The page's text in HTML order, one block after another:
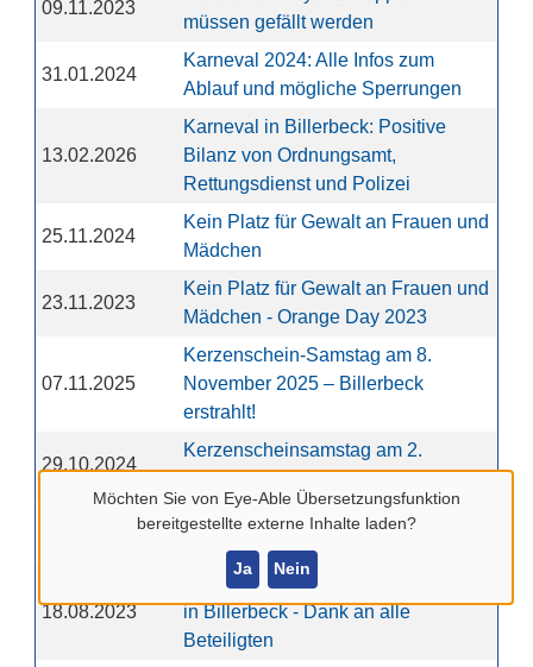
Möchten Sie von Eye-Able Übersetzungsfunktion
bereitgestellte externe Inhalte laden?
Ja Nein
09.11.2023
müssen gefällt werden
31.01.2024
Karneval 2024: Alle Infos zum
Ablauf und mögliche Sperrungen
13.02.2026
Karneval in Billerbeck: Positive
Bilanz von Ordnungsamt,
Rettungsdienst und Polizei
25.11.2024
Kein Platz für Gewalt an Frauen und
Mädchen
23.11.2023
Kein Platz für Gewalt an Frauen und
Mädchen - Orange Day 2023
07.11.2025
Kerzenschein-Samstag am 8.
November 2025 – Billerbeck
erstrahlt!
29.10.2024
Kerzenscheinsamstag am 2.
November
Kinder aus Malyn genießen Ferien
18.08.2023
Kinder aus Malyn verbringen Ferien
in Billerbeck - Dank an alle
Beteiligten